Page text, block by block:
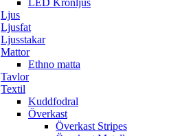
LED Kronljus
Ljus
Ljusfat
Ljusstakar
Mattor
Ethno matta
Tavlor
Textil
Kuddfodral
Överkast
Överkast Stripes